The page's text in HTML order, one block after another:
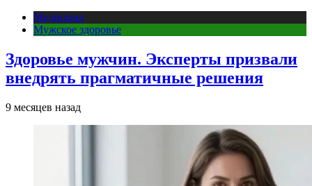
Медицина
Мужское здоровье
Здоровье мужчин. Эксперты призвали
внедрять прагматичные решения
9 месяцев назад